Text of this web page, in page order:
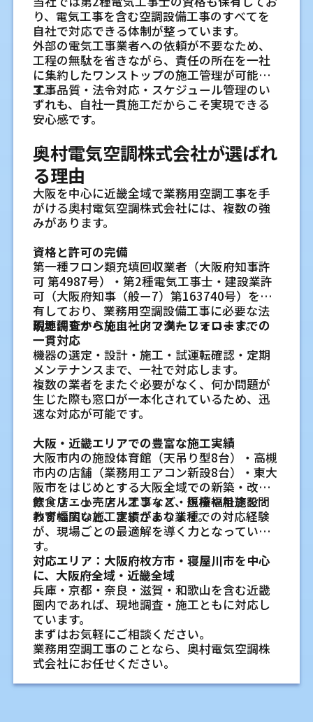
すればよいですか
できれば間取りが大きく固まり、電気図面や
外構の方向性を決める前後で相談するのがお
すすめです。壁を閉じる前であれば、配管
穴、専用コンセント、ドレン排水、室外機置
き場を調整しやすくなります。完成後でも施
工はできますが、選べるルートが限られるこ
とがあります。
隠蔽配管にすると将来の交換は難しく
なりますか
隠蔽配管でも交換できる場合はあります。た
だし、配管の状態、径、長さ、ドレン経路、
点検口の有無によって判断が変わります。接
続部が確認できない納まりや、排水経路が分
が必要です。新築時には、点検できる場所を
確保しておくことが大切です。
室外機の場所は設計段階で決めたほう
がよいですか
室外機の場所は、設計段階で候補を決めてお
くほうが進めやすいです。配管の長さ、外壁
の穴あけ位置、排水先、電源との関係が決ま
るためです。外構計画でフェンスや植栽が入
ると、後から置き場が狭くなることもありま
す。通路幅や隣地境界も合わせて確認します。
エアコン専用コンセントも一緒に確認
できますか
確認できます。エアコン専用コンセントは、
機器の能力や電圧に合わせて位置と回路を決
める必要があります。室内機の右側、左側、
上部のどこに出すかで見た目や施工性が変わ
ります。配管ルートと同時に確認すると、機器
の位置と電源位置のずれを防ぎやすくなりま
す。
まとめ
新築戸建てのエアコン配管工事は、室内機を
どこに付けるかだけでなく、室外機の置き
場、冷媒配管の長さ、ドレン排水、防水処
理、専用コンセントまで合わせて考えること
が大切です。図面段階で確認しておくと、完成
導入後の点検やトラブル時の対応まで
見据えて提案すること
空調設備は、使い始めてからの管理が続きま
す。フィルターの確認、異音や水漏れの点
検、フロン類に関わる確認など、導入後に必
要なことがあります。私は、施工時点で点検
スペースや部品交換のしやすさも見ます。万
が一のトラブル時に確認しやすい配置にして
おくことは、工場の停止時間を抑えるために
も役立ちます。
工場の空調管理に関するよくあ
る質問
工場の空調管理について相談を受けると、施
工前の確認、既存設備の改善、全体空調と局
所空調の選び方、点検の時期に関する質問が
よく出ます。ここでは、現場で迷いやすい点
を整理します。
工場の空調は新設前に何を確認すれば
よいですか
新設前には、床面積、天井高、断熱状態、出
入口の位置、機械の発熱、作業者の配置、換
気設備、室外機置き場を確認します。あわせ
て、稼働時間や将来の機械増設の予定も見て
おくとよいです。とくに工場では、熱源と人
と現地の両方で確認することが大切です。
既存の空調設備でも温度ムラは改善で
きますか
既存設備でも、風向きの調整、運転時間の見
直し、換気とのバランス調整、フィルターや
熱交換器の確認で改善できる場合がありま
す。機器の能力が不足している場合や、設置位
置が現場の使い方に合っていない場合は、増
設や入れ替えを検討することもあります。ま
ずは現地で、どの場所にムラが出ているのか
を確認することが必要です。
局所空調と全体空調はどちらを選べば
よいですか
作業者が決まった場所で作業する場合や、熱
源の近くで負担が出る場合は局所空調が役立
作業場所の周辺にある書類、備品、パソコン
などを移動できるか確認します。移動が難し
い物は、養生の方法を相談します。
業務を止めずにエアコン工事はできま
すか
作業内容によっては、業務を続けながら進め
られる場合があります。ただし、機器の搬
に作業範囲を空ける必要があります。停電が
必要な作業がある場合は、業務時間外や休業
日に分けて行う方法を検討します。
既存の配管や室外機置き場はそのまま
使えますか
使えるかどうかは、配管の状態、長さ、径、
冷媒の種類、室外機周辺の放熱スペースで変
わります。古い配管を無理に使うと、施工後の
不具合につながる場合があります。現地で確
認したうえで、再利用する部分と交換する部
分を分けて判断します。
設置後の点検や不具合相談にも対応で
きますか
設置後の試運転で、冷暖房の効き、排水、異
音、リモコン操作を確認します。使用開始後
に気になる点が出た場合も、状況を聞いたう
認、洗浄の相談もできます。早めに状態を見
ておくと、大きな停止を避けやすくなります。
まとめ
オフィスのエアコン工事は、機種の性能だけ
でなく、現地調査、配管、電源、室外機置き
場、働く人の位置まで合わせて考えることが
大切です。設置場所が少し変わるだけでも、風
の当たり方や点検のしやすさは変わります。
入れ替え工事では既存設備をどこまで使える
か、新設工事では配管経路や室外機の置き方
を一から確認します。営業中のオフィスで工
事を行う場合は、作業時間、立ち入り範囲、
停電や騒音の有無を先に共有しておくと、業
務への影響を抑えやすくなります。
奥村電気空調株式会社では、寝屋川や枚方を
ドレン詰まりや水漏れを防ぐために排
水経路を確認する
冷房や除湿の運転では、室内機から結露水が
出ます。その水を外へ流すのがドレン配管で
す。勾配が足りない、配管の途中にたるみが
ある、排水先が詰まりやすい場所になってい
ると、水漏れにつながることがあります。設置
前に排水経路を確認し、点検できる場所を残
しておくことが必要です。
フロン類の管理や回収が必要になる場
面を把握する
業務用エアコンでは、フロン類の管理が関わ
ります。機器の入れ替えや撤去の際には、冷
使っている期間中も、点検記録や漏えい確認
が必要になる場合があります。設置時から管
理しやすい位置に機器を置くことで、後の確
認作業が進めやすくなります。
定期点検を見据えて点検口と作業動線
を残す
天井内の機器や配管は、見えない場所にある
ため、点検口の位置が大切です。点検口が小
さい、機器から離れている、棚や設備でふさ
がる位置にあると、確認に時間がかかります。
室外機まわりも同じで、通路や手元の作業ス
年後の点検を見据えて配置を考えます。
奥村電気空調株式会社が業務用
エアコン設置で大切にしている
こと
奥村電気空調株式会社では、業務用エアコン
の設置を、機器を取り付ける工事だけとして
見ていません。私は、空間の使い方、建物条
件、電源、配管、設置後の点検まで一つずつ
確認します。無理のない配置を考えること
が、長く使う設備には大切だと考えていま
す。
応しやすい体制です。
建設会社や設備会社からの新築戸建て
案件にも対応します
新築戸建ての現場では、引き渡し時期や内装
工程に合わせた対応が求められます。図面確
認、現地確認、施工後の報告まで、建設会社
や設備会社の担当者と連携しながら進めま
に確認することで、完成後の使いやすさにも
つながります。
住宅のエアコン交換に関するよ
くある質問
交換を考え始めると、既存機器の取り外しや
配管の再利用、電源まわりなど、気になる点
が出てきます。ここでは、住宅のエアコン交
換で相談されやすい内容を整理します。
古いエアコンの取り外しも一緒に依頼
できますか
古いエアコンの取り外しは、新しい機器の設
置と合わせて依頼できます。取り外し時に
は、冷媒の回収、配管の取り外し、室内機と
室外機の撤去を順に行います。設置場所が高
所や屋根置きの場合は、作業条件の確認が必
要です。
既存の配管や配管穴はそのまま使えま
すか
既存の配管穴は使える場合がありますが、穴
の位置や勾配、壁の状態を確認して判断しま
す。配管そのものは、劣化やサイズ、対応す
る冷媒の種類によって再利用に向かないこと
があります。現地確認で状態を見たうえで、安
全に使えるかを判断します。
エアコン専用コンセントがない場合も
相談できますか
専用コンセントがない場合でも相談できま
す。分電盤の空き、配線ルート、取り付け位置
を確認し、必要な電気工事を検討します。機
種によって必要な電圧やコンセント形状が変
ります。天井カセット形や天井吊形など、店舗
で使う機器の施工経験があるかを確認しまし
ょう。施工事例や対応できる機種を聞くこと
で、自分の店舗に近い条件で相談しやすいか
を見極められます。
現地調査で確認する項目が具体的かを
見る
外機置き場、電源容量、排水経路を確認する
必要があります。店舗の図面だけで判断せず、
実際の天井や外壁、分電盤を見て説明してく
れるかが大切です。確認項目が具体的であれ
ば、工事内容や注意点を事前に把握しやすく
なります。
施工後の保守やトラブル対応の範囲を
確認する
エアコンは設置して終わりではなく、使用中
の点検や不具合時の対応も必要です。水漏
れ、効きにくさ、異音などが起きたときに、
どこまで相談できるかを確認しておくと安心
です。定期点検やフロン類回収、洗浄の相談
に対応できるかも、店舗運営を続けるうえで
見ておきたい項目です。
空調設備と電気工事をまとめて相談で
きるか確認する
店舗エアコン工事では、専用回路の追加やコ
ンセント、照明との位置関係を確認する場面
があります。空調設備と電気工事をまとめて
相談できる業者であれば、分電盤や配線の状
況も合わせて見てもらえます。別々に手配す
る負担を減らしやすく、工事内容の整理もし
やすくなります。
店舗エアコン工事に関するよく
ある質問
店舗エアコン工事では、営業しながら工事で
きるか、室外機の置き場が限られている場合
はどうするかなど、事前に確認したいことが
出てきます。ここでは、相談時にいただくこ
とがある内容をもとに、工事前に知っておき
たい考え方をまとめます。
気空調株式会社が対応できるこ
と
寝屋川市や枚方市周辺で業務用エアコンの入
替を検討している場合、現場の状況を直接確
認したうえで、無理のない工事内容を整理す
ることが大切です。奥村電気空調株式会社で
は、業務用と家庭用の空調工事に対応してい
現地調査から施工後の点検まで一貫し
て対応します
現地調査、機器選定、施工、施工後の確認ま
で、流れを分けずに対応しています。担当する
範囲を明確にすることで、現場での伝達漏れ
を抑えやすくなります。入替後の点検や不具
合相談にもつなげやすい体制です。
天井カセット形を中心に空間に合わせ
た機器選定を行います
オフィスや飲食店で使われる天井カセット形
では、天井内の状況、席の配置、風向きの調
整を確認します。四方向や二方向などの形状
も含め、空間の使い方に合わせた機器選定を
行います。
大手工事店で経験を積んだ技術者が配
管や電気工事まで確認します
代表をはじめ、業務用エアコン工事の経験を
積んだ技術者が、配管ルートや電源まわりも
含めて確認します。天井高や配管経路が複雑
な現場でも、施工前に確認すべき点を整理し
て進めます。
地域を絞った対応で入替後の保守やト
ラブル相談にもつなげます
対応エリアを寝屋川市や枚方市周辺に絞るこ
とで、導入後の点検やトラブル相談にもつな
げやすくしています。定期的な点検、必要に
応じた洗浄、フロン類回収など、入替後の管
理も相談できます。
業務用エアコンの入替に関する
くある質問
業務用エアコン工事を検討する際は、施工内
容や営業への影響について不安を感じること
があります。建物の種類や営業形態によって
必要な工事が異なるため、事前に確認してお
くことで導入後のトラブルを防ぎやすくなり
ます。ここでは、相談時によくある質問を整
理していきます。
工事中でも営業を続けられますか？
店舗やオフィスでは、営業を止めずに工事を
進めたいという相談があります。実際には、
施工内容や設置場所によって対応方法が変わ
ります。
たとえば、営業時間外に作業時間を調整した
ことで、通常業務への影響を抑えやすくなり
ます。一方で、大型機器の搬入や電気工事が必
要な場合には、一時的に作業スペースを確保
する必要があります。
そのため、現地調査の段階で営業状況を共有
しておくことで、無理のない工程を組みやす
くなります。
業務用エアコンはどの機種を選べばよ
いですか？
機種選定では、部屋の広さだけでなく、用途
や天井構造も重要になります。たとえば、オ
フィスでは空気を均等に送りやすい天井カセ
ット形が選ばれることがあります。
一方で、天井内部のスペースが限られる場合
には、天井吊形や壁掛形を採用するケースも
あります。また、飲食店では厨房設備の熱量
を考慮しながら機種を選ぶ必要があります。
建物ごとに条件が異なるため、現地確認を行
いながら設置環境に合った機種を選定するこ
とが大切です。
既存設備を活かした工事はできます
か？
業務用エアコンの入替え工事では、既存配管
や電源設備を活用できる場合があります。た
だし、配管の劣化状況や機種の仕様によって
は、新たな工事が必要になることもありま
す。
また、以前の設置環境が現在の使用状況に合
り、電気工事を含む空調設備工事のすべてを
自社で対応できる体制が整っています。
外部の電気工事業者への依頼が不要なため、
工程の無駄を省きながら、責任の所在を一社
に集約したワンストップの施工管理が可能で
す。
工事品質・法令対応・スケジュール管理のい
ずれも、自社一貫施工だからこそ実現できる
安心感です。
奥村電気空調株式会社が選ばれ
る理由
大阪を中心に近畿全域で業務用空調工事を手
がける奥村電気空調株式会社には、複数の強
みがあります。
資格と許可の完備
第一種フロン類充填回収業者（大阪府知事許
可 第4987号）・第2種電気工事士・建設業許
可（大阪府知事（般ー7）第163740号）を保
有しており、業務用空調設備工事に必要な法
的要件をすべて自社内で満たしています。
現地調査から施工・アフターフォローまでの
一貫対応
機器の選定・設計・施工・試運転確認・定期
メンテナンスまで、一社で対応します。
複数の業者をまたぐ必要がなく、何か問題が
生じた際も窓口が一本化されているため、迅
速な対応が可能です。
大阪・近畿エリアでの豊富な施工実績
大阪市内の施設体育館（天吊り型8台）・高槻
市内の店舗（業務用エアコン新設8台）・東大
阪市をはじめとする大阪全域での新築・改
修・リニューアル工事など、規模や用途を問
わず幅広い施工実績があります。
飲食店・小売店・オフィス・医療福祉施設・
教育機関など、さまざまな業種での対応経験
が、現場ごとの最適解を導く力となっていま
す。
対応エリア：大阪府枚方市・寝屋川市を中心
に、大阪府全域・近畿全域
兵庫・京都・奈良・滋賀・和歌山を含む近畿
圏内であれば、現地調査・施工ともに対応し
ています。
まずはお気軽にご相談ください。
業務用空調工事のことなら、奥村電気空調株
式会社にお任せください。